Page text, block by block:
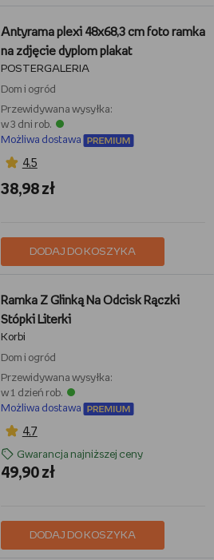
Antyrama plexi 48x68,3 cm foto ramka
na zdjęcie dyplom plakat
POSTERGALERIA
Dom i ogród
Przewidywana wysyłka:
w 3 dni rob.
Możliwa dostawa
4,5
38,98 zł
DODAJ DO KOSZYKA
Ramka Z Glinką Na Odcisk Rączki
Stópki Literki
Korbi
Dom i ogród
Przewidywana wysyłka:
w 1 dzień rob.
Możliwa dostawa
4,7
Gwarancja najniższej ceny
49,90 zł
DODAJ DO KOSZYKA